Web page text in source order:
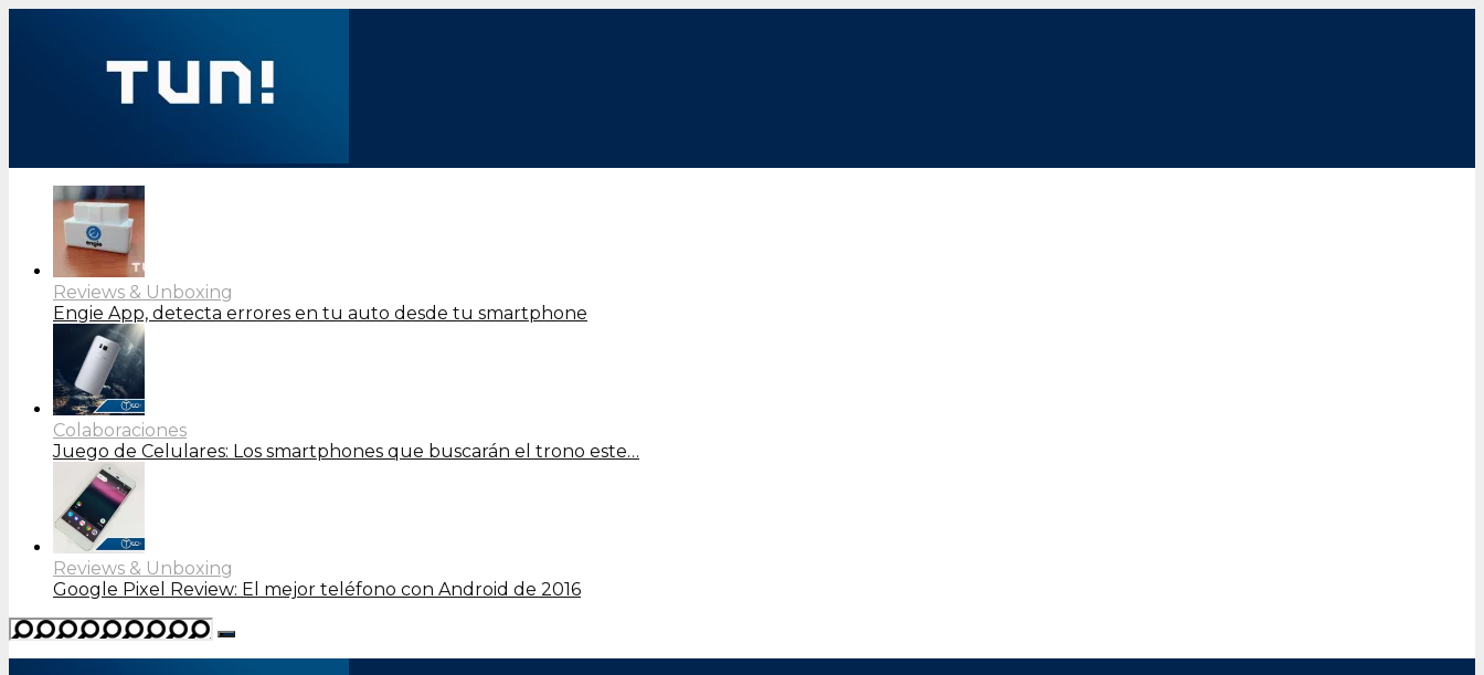
Reviews & Unboxing
Engie App, detecta errores en tu auto desde tu smartphone
Colaboraciones
Juego de Celulares: Los smartphones que buscarán el trono este…
Reviews & Unboxing
Google Pixel Review: El mejor teléfono con Android de 2016